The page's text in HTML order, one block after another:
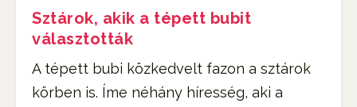
Sztárok, akik a tépett bubit
választották
A tépett bubi közkedvelt fazon a sztárok
körben is. Íme néhány híresség, aki a